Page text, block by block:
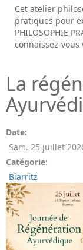
Cet atelier
pratiques pour
PHILOSOPHIE
connaissez-vous
La
Date:
Sam. 25 juillet
Catégorie:
Biarritz